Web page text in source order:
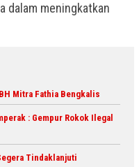
dalam meningkatkan
Mitra Fathia Bengkalis
: Gempur Rokok Ilegal
Tindaklanjuti